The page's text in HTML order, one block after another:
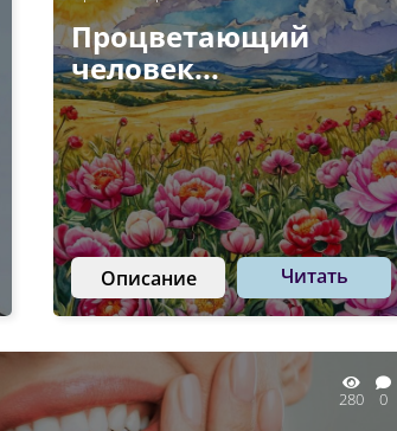
Процветающий
человек...
Описание Читать
280 0